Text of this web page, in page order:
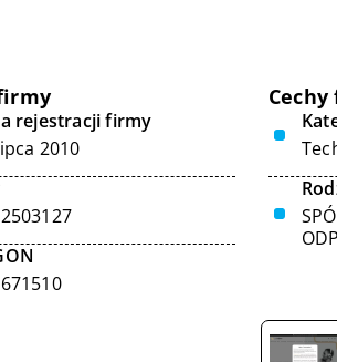
rejestracji firmy
2010